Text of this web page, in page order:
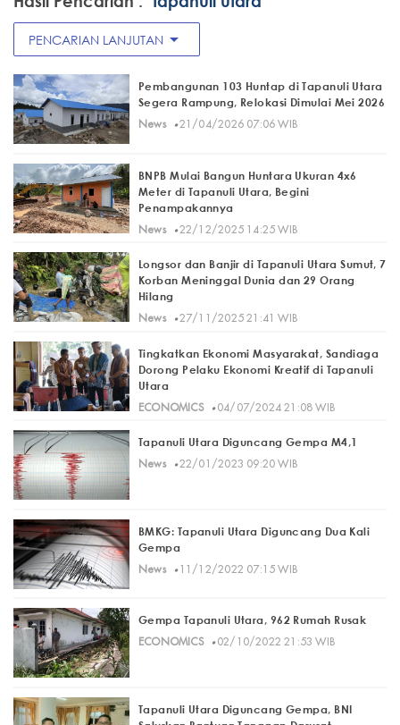
PENCARIAN LANJUTAN arrow_drop_down
Pembangunan 103 Huntap di Tapanuli Utara
Segera Rampung, Relokasi Dimulai Mei 2026
News· 21/04/2026 07:06 WIB
BNPB Mulai Bangun Huntara Ukuran 4x6
Meter di Tapanuli Utara, Begini
Penampakannya
News· 22/12/2025 14:25 WIB
Longsor dan Banjir di Tapanuli Utara Sumut, 7
Korban Meninggal Dunia dan 29 Orang
Hilang
News· 27/11/2025 21:41 WIB
Tingkatkan Ekonomi Masyarakat, Sandiaga
Dorong Pelaku Ekonomi Kreatif di Tapanuli
Utara
ECONOMICS· 04/07/2024 21:08 WIB
Tapanuli Utara Diguncang Gempa M4,1
News· 22/01/2023 09:20 WIB
BMKG: Tapanuli Utara Diguncang Dua Kali
Gempa
News· 11/12/2022 07:15 WIB
Gempa Tapanuli Utara, 962 Rumah Rusak
ECONOMICS· 02/10/2022 21:53 WIB
Tapanuli Utara Diguncang Gempa, BNI